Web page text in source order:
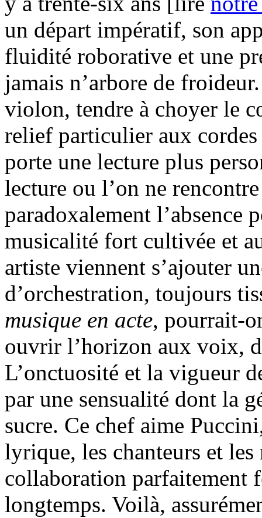
un départ impératif, son
fluidité roborative et une
jamais n’arbore de
violon, tendre à choyer le
relief particulier aux
porte une lecture plus
lecture ou l’on ne
paradoxalement l’absence
musicalité fort cultivée et
artiste viennent s’ajouter
d’orchestration, toujours
musique en acte, pourrait-
ouvrir l’horizon aux voix,
L’onctuosité et la vigueur
par une sensualité dont la
sucre. Ce chef aime
lyrique, les chanteurs et
collaboration parfaitement
longtemps. Voilà,